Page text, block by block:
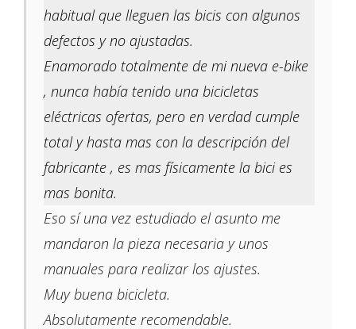
habitual que lleguen las bicis con algunos
defectos y no ajustadas.
Enamorado totalmente de mi nueva e-bike
, nunca había tenido una bicicletas
eléctricas ofertas, pero en verdad cumple
total y hasta mas con la descripción del
fabricante , es mas físicamente la bici es
mas bonita.
Eso sí una vez estudiado el asunto me
mandaron la pieza necesaria y unos
manuales para realizar los ajustes.
Muy buena bicicleta.
Absolutamente recomendable.